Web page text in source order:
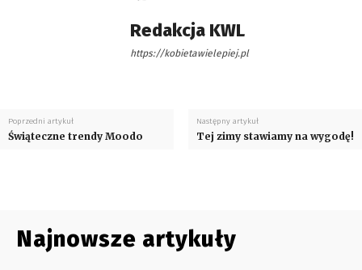
Redakcja KWL
https://kobietawielepiej.pl
Poprzedni artykuł
Świąteczne trendy Moodo
Następny artykuł
Tej zimy stawiamy na wygodę!
Najnowsze artykuły